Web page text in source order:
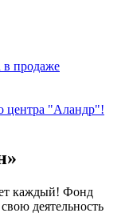
в продаже
центра "Аландр"!
каждый! Фонд
деятельность